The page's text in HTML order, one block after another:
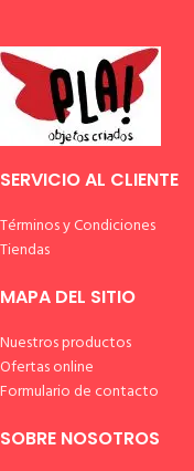
SERVICIO AL CLIENTE
Términos y Condiciones
Tiendas
MAPA DEL SITIO
Nuestros productos
Ofertas online
Formulario de contacto
SOBRE NOSOTROS